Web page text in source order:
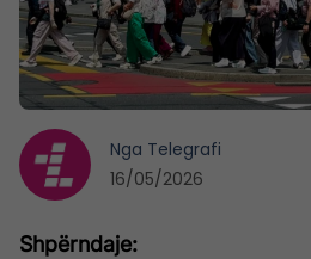
Nga Telegrafi
16/05/2026